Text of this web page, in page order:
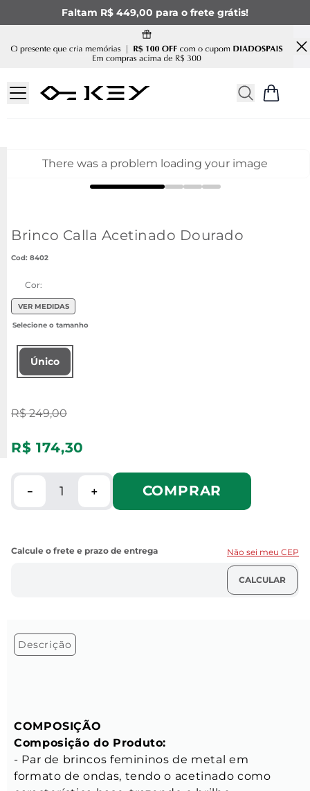
Faltam R$ 449,00 para o frete grátis!
There was a problem loading your image
Brinco Calla Acetinado Dourado
: 8402
Cor:
VER MEDIDAS
Único
R$ 249,00
R$ 174,30
＋
－ COMPRAR
Não sei meu CEP
Descrição
COMPOSIÇÃO
Composição do Produto:
- Par de brincos femininos de metal em
formato de ondas, tendo o acetinado como